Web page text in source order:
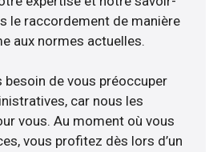
le raccordement de manière
aux normes actuelles.
besoin de vous préoccuper
car nous les
vous. Au moment où vous
vous profitez dès lors d’un